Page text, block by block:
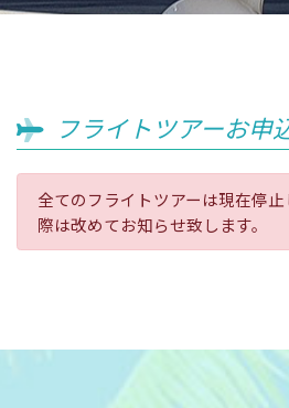
フライトツアーお申
全てのフライトツアーは現在停
際は改めてお知らせ致します。